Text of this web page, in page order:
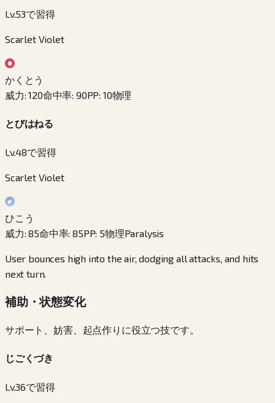
Lv.53で習得
Scarlet Violet
かくとう
威力:120命中率: 90PP: 10物理
とびはねる
Lv.48で習得
Scarlet Violet
ひこう
威力:85命中率:85PP: 5物理Paralysis
User bounces high into the air, dodging all attacks, and hits
next turn.
補助・状態変化
サポート、妨害、起点作りに役立つ技です。
じごくづき
Lv.36で習得